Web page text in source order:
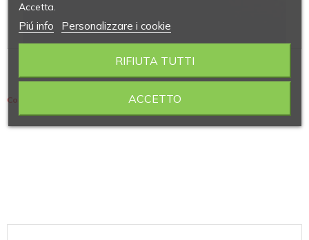
SERIE FVG
Contiene 3 articoli
Accetta.
Piú info Personalizzare i cookie
RIFIUTA TUTTI
ACCETTO